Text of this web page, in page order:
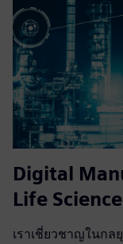
Digital
Life
เราเชี่ยวชาญในก